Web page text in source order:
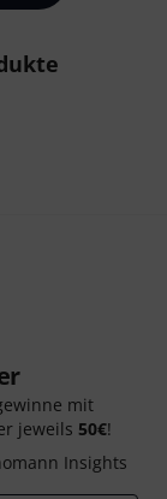
mit
jeweils 50€!
Insights